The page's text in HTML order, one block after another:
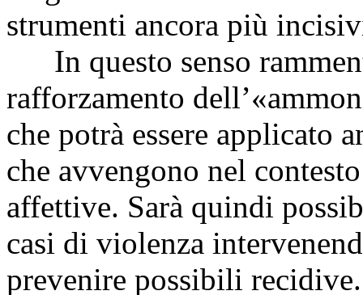
strumenti ancora più
In questo senso
rafforzamento
che potrà essere applicato
che avvengono nel
affettive. Sarà quindi
casi di violenza
prevenire possibili recidive.